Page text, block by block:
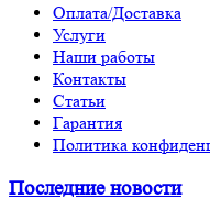
Оплата/Доставка
Услуги
Наши работы
Контакты
Статьи
Гарантия
Политика
Последние новости